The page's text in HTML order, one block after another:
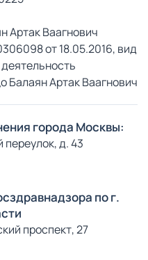
Артак Ваагнович
от 18.05.2016, вид
Балаян Артак Ваагнович
города Москвы:
д. 43
по г.
проспект, 27